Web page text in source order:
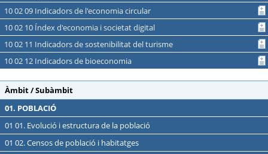
10 02 09 Indicadors de l'economia circular
10 02 10 Índex d'economia i societat digital
10 02 11 Indicadors de sostenibilitat del turisme
10 02 12 Indicadors de bioeconomia
Àmbit / Subàmbit
01. POBLACIÓ
01 01. Evolució i estructura de la població
01 02. Censos de població i habitatges